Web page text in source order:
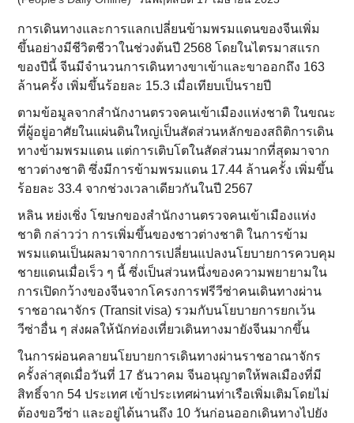
การเดินทางและการแลกเปลี่ยนข้ามพรมแดนของจีนเพิ่ม
ขึ้นอย่างมีชีวิตชีวาในช่วงต้นปี 2568 โดยในไตรมาสแรก
ของปีนี้ จีนมีจํานวนการเดินทางขาเข้าและขาออกถึง 163
ล้านครั้ง เพิ่มขึ้นร้อยละ 15.3 เมื่อเทียบเป็นรายปี
ตามข้อมูลจากสํานักงานตรวจคนเข้าเมืองแห่งชาติ ในขณะ
ที่ผู้อยู่อาศัยในแผ่นดินใหญ่เป็นสัดส่วนหลักของสถิติการเดิน
ทางข้ามพรมแดน แต่การเติบโตในสัดส่วนมากที่สุดมาจาก
ชาวต่างชาติ ซึ่งมีการข้ามพรมแดน 17.44 ล้านครั้ง เพิ่มขึ้น
ร้อยละ 33.4 จากช่วงเวลาเดียวกันในปี 2567
หลิน หย่งเชิ่ง โฆษกของสำนักงานตรวจคนเข้าเมืองแห่ง
ชาติ กล่าวว่า การเพิ่มขึ้นของชาวต่างชาติ ในการข้าม
พรมแดนเป็นผลมาจากการเปลี่ยนแปลงนโยบายการควบคุม
ชายแดนเมื่อเร็ว ๆ นี้ ซึ่งเป็นส่วนหนึ่งของความพยายามใน
การเปิดกว้างของจีนจากโครงการฟรีวีซ่าคนเดินทางผ่าน
ราชอาณาจักร (Transit visa) รวมกับนโยบายการยกเว้น
วีซ่าอื่น ๆ ส่งผลให้นักท่องเที่ยวเดินทางมายังจีนมากขึ้น
ในการผ่อนคลายนโยบายการเดินทางผ่านราชอาณาจักร
ครั้งล่าสุดเมื่อวันที่ 17 ธันวาคม จีนอนุญาตให้พลเมืองที่มี
สิทธิ์จาก 54 ประเทศ เข้าประเทศผ่านท่าเรือเพิ่มเติมโดยไม่
ต้องขอวีซ่า และอยู่ได้นานถึง 10 วันก่อนออกเดินทางไปยัง